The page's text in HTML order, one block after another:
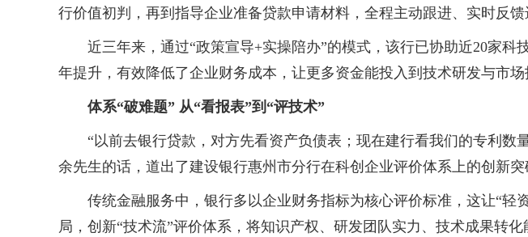
行价值初判，再到指导企业准备贷款申请材料，全程主动跟进、实时反馈
近三年来，通过“政策宣导+实操陪办”的模式，该行已协助近20家科
年提升，有效降低了企业财务成本，让更多资金能投入到技术研发与市
体系“破难题” 从“看报表”到“评技术”
“以前去银行贷款，对方先看资产负债表；现在建行看我们的专利数
余先生的话，道出了建设银行惠州市分行在科创企业评价体系上的创新突
传统金融服务中，银行多以企业财务指标为核心评价标准，这让“轻
局，创新“技术流”评价体系，将知识产权、研发团队实力、技术成果转